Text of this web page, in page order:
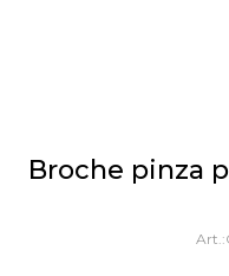
Broche pinza